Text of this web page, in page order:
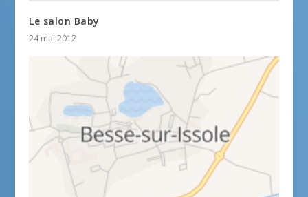
Le salon Baby
24 mai 2012